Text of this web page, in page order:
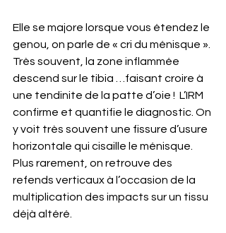
Elle se majore lorsque vous étendez le
genou, on parle de « cri du ménisque ».
Très souvent, la zone inflammée
descend sur le tibia …faisant croire à
une tendinite de la patte d’oie !  L’IRM
confirme et quantifie le diagnostic. On
y voit très souvent une fissure d’usure
horizontale qui cisaille le ménisque.
Plus rarement, on retrouve des
refends verticaux à l’occasion de la
multiplication des impacts sur un tissu
déjà altéré.